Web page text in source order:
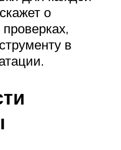
о
в